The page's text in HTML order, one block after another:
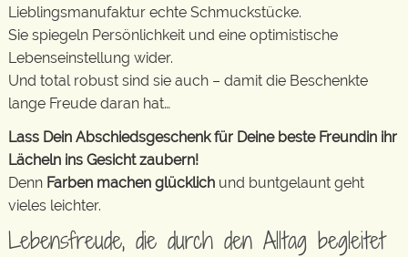
Lieblingsmanufaktur echte Schmuckstücke.
Sie spiegeln Persönlichkeit und eine optimistische
Lebenseinstellung wider.
Und total robust sind sie auch – damit die Beschenkte
lange Freude daran hat…
Lass Dein Abschiedsgeschenk für Deine beste Freundin ihr
Lächeln ins Gesicht zaubern!
Denn Farben machen glücklich und buntgelaunt geht
vieles leichter.
Lebensfreude, die durch den Alltag begleitet